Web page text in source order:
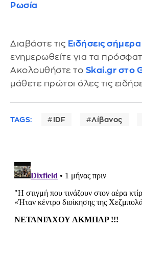
Ρωσία
Διαβάστε τις Ειδήσεις σήμερα
ενημερωθείτε για τα
Ακολουθήστε το Skai.gr στο
μάθετε πρώτοι όλες τις
TAGS: IDF Λίβανος